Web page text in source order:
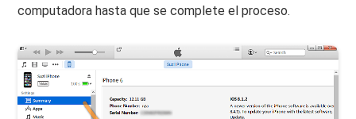
computadora hasta que se complete el proceso.